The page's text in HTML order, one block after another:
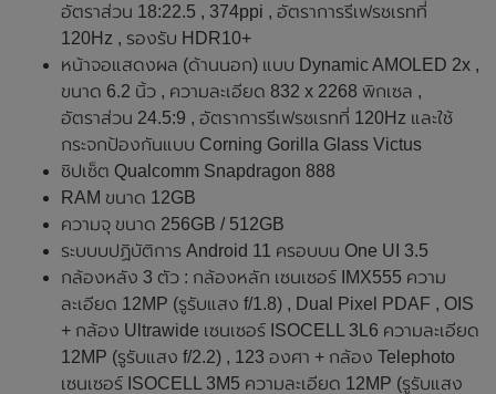
อัตราส่วน 18:22.5 , 374ppi , อัตราการรีเฟรชเรทที่
120Hz , รองรับ HDR10+
หน้าจอแสดงผล (ด้านนอก) แบบ Dynamic AMOLED 2x ,
ขนาด 6.2 นิ้ว , ความละเอียด 832 x 2268 พิกเซล ,
อัตราส่วน 24.5:9 , อัตราการรีเฟรชเรทที่ 120Hz และใช้
กระจกป้องกันแบบ Corning Gorilla Glass Victus
ชิปเซ็ต Qualcomm Snapdragon 888
RAM ขนาด 12GB
ความจุ ขนาด 256GB / 512GB
ระบบบปฏิบัติการ Android 11 ครอบบน One UI 3.5
กล้องหลัง 3 ตัว : กล้องหลัก เซนเซอร์ IMX555 ความ
ละเอียด 12MP (รูรับแสง f/1.8) , Dual Pixel PDAF , OIS
+ กล้อง Ultrawide เซนเซอร์ ISOCELL 3L6 ความละเอียด
12MP (รูรับแสง f/2.2) , 123 องศา + กล้อง Telephoto
เซนเซอร์ ISOCELL 3M5 ความละเอียด 12MP (รูรับแสง